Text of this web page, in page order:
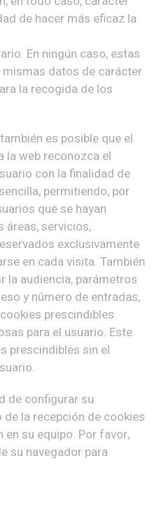
de hacer más eficaz la
En ningún caso, estas
datos de carácter
la recogida de los
es posible que el
la web reconozca el
con la finalidad de
permitiendo, por
que se hayan
áreas, servicios,
exclusivamente
en cada visita. También
la audiencia, parámetros
y número de entradas,
prescindibles
para el usuario. Este
prescindibles sin el
de configurar su
la recepción de cookies
su equipo. Por favor,
su navegador para